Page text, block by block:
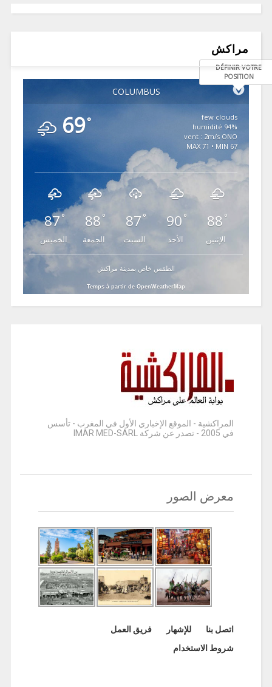
مراكش
COLUMBUS
DÉFINIR VOTRE
POSITION
69°
few clouds
94% humidité
vent : 2m/s ONO
MAX 71 • MIN 67
87°
الخميس
88 °
الجمعة
87°
السبت
90 °
الأحد
88 °
الإثنين
الطقس خاص بمدينة مراكش
Temps à partir de OpenWeatherMap
المراكشية - الموقع الإخباري الأول في المغرب - تأسس
في 2005 - تصدر عن شركة IMAR MED-SARL
معرض الصور
اتصل بنا للإشهار
فريق العمل
شروط الاستخدام